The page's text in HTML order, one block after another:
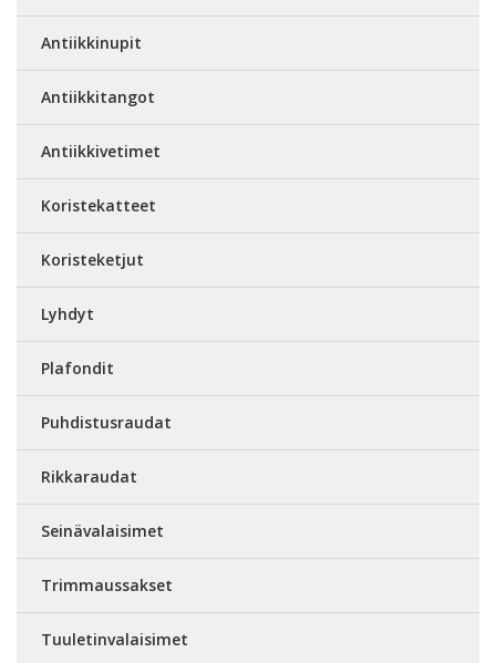
Antiikkinupit
Antiikkitangot
Antiikkivetimet
Koristekatteet
Koristeketjut
Lyhdyt
Plafondit
Puhdistusraudat
Rikkaraudat
Seinävalaisimet
Trimmaussakset
Tuuletinvalaisimet